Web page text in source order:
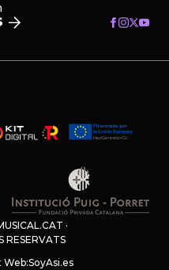
·
RESERVATS
Web:SoyAsi.es